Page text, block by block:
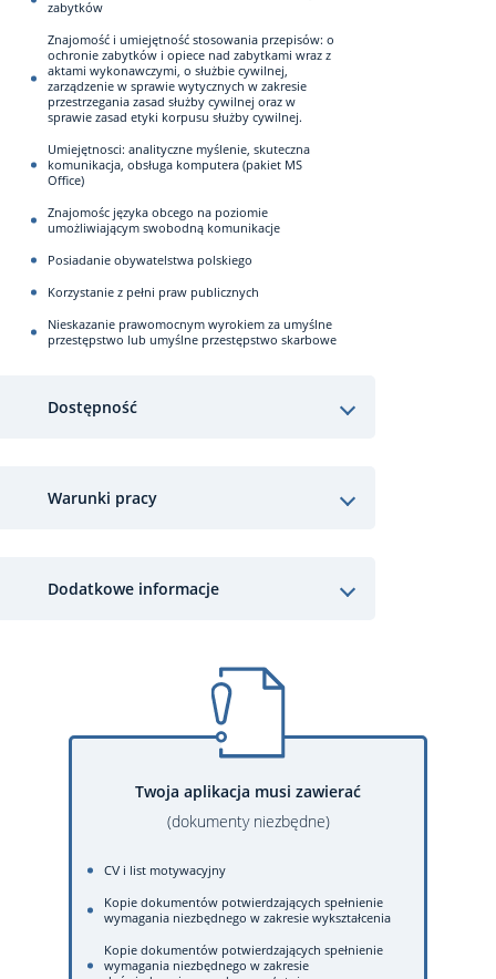
zabytków
Znajomość i umiejętność stosowania przepisów: o
ochronie zabytków i opiece nad zabytkami wraz z
aktami wykonawczymi, o służbie cywilnej,
zarządzenie w sprawie wytycznych w zakresie
przestrzegania zasad służby cywilnej oraz w
sprawie zasad etyki korpusu służby cywilnej.
Umiejętnosci: analityczne myślenie, skuteczna
komunikacja, obsługa komputera (pakiet MS
Office)
Znajomośc języka obcego na poziomie
umożliwiającym swobodną komunikacje
Posiadanie obywatelstwa polskiego
Korzystanie z pełni praw publicznych
Nieskazanie prawomocnym wyrokiem za umyślne
przestępstwo lub umyślne przestępstwo skarbowe
Dostępność
Warunki pracy
Dodatkowe informacje
Twoja aplikacja musi zawierać
(dokumenty niezbędne)
CV i list motywacyjny
Kopie dokumentów potwierdzających spełnienie
wymagania niezbędnego w zakresie wykształcenia
Kopie dokumentów potwierdzających spełnienie
wymagania niezbędnego w zakresie